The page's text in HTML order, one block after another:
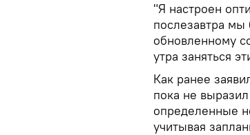
"Я настроен
послезавтра
обновленному
утра заняться
Как ранее
пока не
определенные
учитывая